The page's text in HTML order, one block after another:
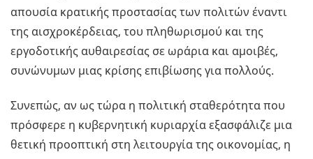
απουσία κρατικής προστασίας των πολιτών έναντι
της αισχροκέρδειας, του πληθωρισμού και της
εργοδοτικής αυθαιρεσίας σε ωράρια και αμοιβές,
συνώνυμων μιας κρίσης επιβίωσης για πολλούς.
Συνεπώς, αν ως τώρα η πολιτική σταθερότητα που
πρόσφερε η κυβερνητική κυριαρχία εξασφάλιζε μια
θετική προοπτική στη λειτουργία της οικονομίας, η